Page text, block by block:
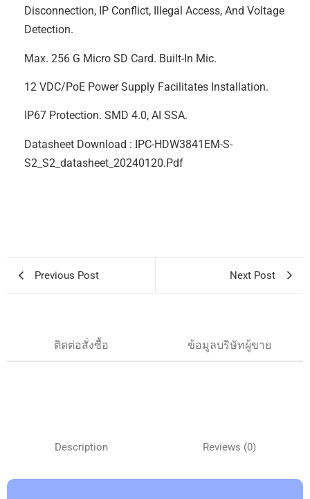
Disconnection, IP Conflict, Illegal Access, And Voltage
Detection.
Max. 256 G Micro SD Card. Built-In Mic.
12 VDC/PoE Power Supply Facilitates Installation.
IP67 Protection. SMD 4.0, AI SSA.
Datasheet Download : IPC-HDW3841EM-S-
S2_S2_datasheet_20240120.pdf
Previous Post Next Post
ติดต่อสั่งซื้อ ข้อมูลบริษัทผู้ขาย
Description Reviews (0)